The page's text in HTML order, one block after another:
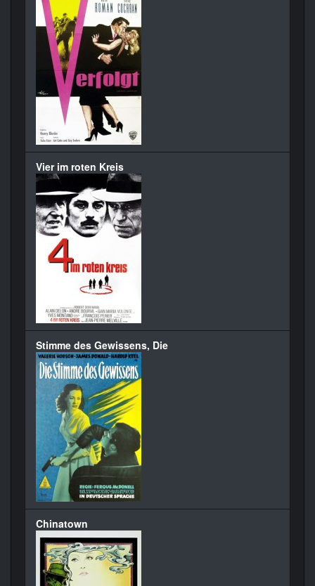
Vier im roten Kreis
Stimme des Gewissens, Die
Chinatown